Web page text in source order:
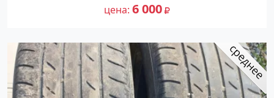
цена 6 000